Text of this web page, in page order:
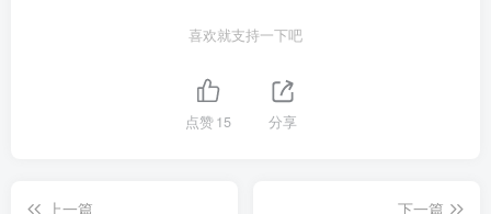
喜欢就支持一下吧
点赞15 分享
上一篇
下一篇